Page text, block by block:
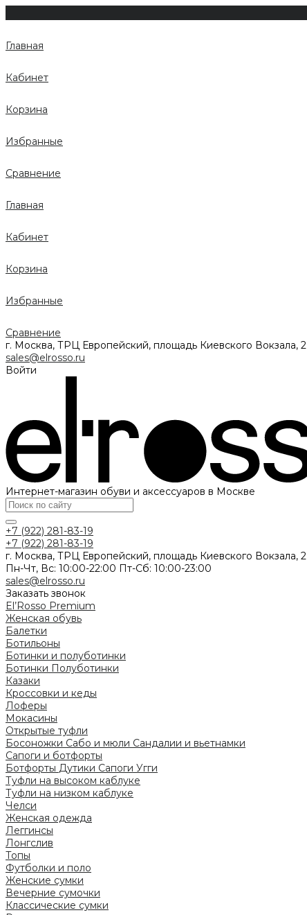
Главная
Кабинет
Корзина
Избранные
Сравнение
Главная
Кабинет
Корзина
Избранные
Сравнение
г. Москва, ТРЦ Европейский, площадь Киевского Вокзала, 2
sales@elrosso.ru
Войти
Интернет-магазин обуви и аксессуаров в Москве
+7 (922) 281-83-19
+7 (922) 281-83-19
г. Москва, ТРЦ Европейский, площадь Киевского Вокзала, 2
Пн-Чт, Вс: 10:00-22:00 Пт-Сб: 10:00-23:00
sales@elrosso.ru
Заказать звонок
El’Rosso Premium
Женская обувь
Балетки
Ботильоны
Ботинки и полуботинки
Ботинки Полуботинки
Казаки
Кроссовки и кеды
Лоферы
Мокасины
Открытые туфли
Босоножки Сабо и мюли Сандалии и вьетнамки
Сапоги и ботфорты
Ботфорты Дутики Сапоги Угги
Туфли на высоком каблуке
Туфли на низком каблуке
Челси
Женская одежда
Леггинсы
Лонгслив
Топы
Футболки и поло
Женские сумки
Вечерние сумочки
Классические сумки